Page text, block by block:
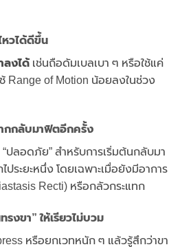
หวได้ดีขึ้น
ลงได้ เช่นถือดัมเบลเบา ๆ หรือใช้แค่
Range of Motion น้อยลงในช่วง
กลับมาฟิตอีกครั้ง
ปลอดภัย” สำหรับการเริ่มต้นกลับมา
ระยะหนึ่ง โดยเฉพาะเมื่อยังมีอาการ
Recti) หรือกลัวกระแทก
งขา” ให้เรียวไม่บวม
หรือยกเวทหนัก ๆ แล้วรู้สึกว่าขา